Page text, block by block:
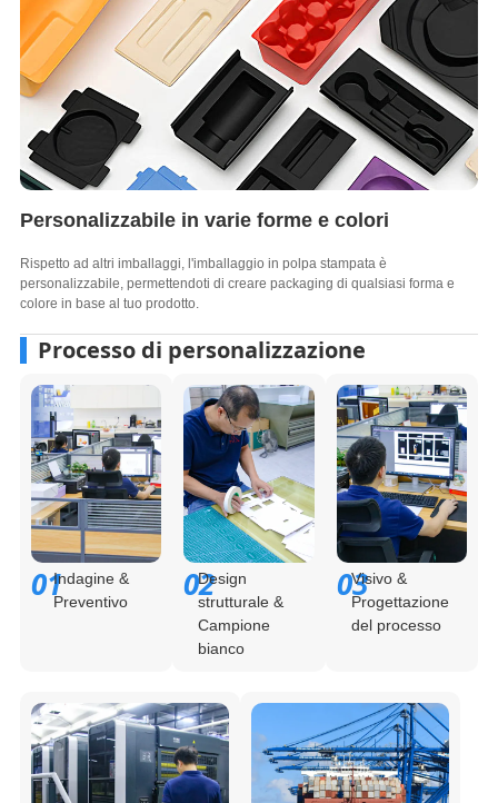
Personalizzabile in varie forme e colori
Rispetto ad altri imballaggi, l'imballaggio in polpa stampata è
personalizzabile, permettendoti di creare packaging di qualsiasi forma e
colore in base al tuo prodotto.
Processo di personalizzazione
01Indagine &
Preventivo
02Design
strutturale &
Campione
bianco
03Visivo &
Progettazione
del processo